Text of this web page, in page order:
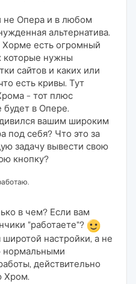
не Опера и в любом
альтернатива.
Хорме есть огромный
которые нужны
сайтов и каких или
есть кривы. Тут
- тот плюс
будет в Опере.
вашим широким
под себя? Что это за
задачу вывести свою
кнопку?
в чем? Если вам
"работаете"?
настройки, а не
нормальными
действительно
Хром.